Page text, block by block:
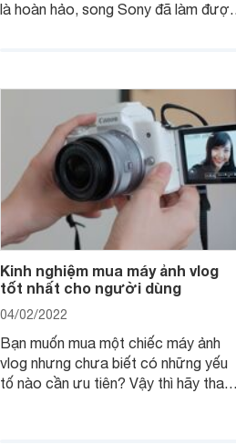
là hoàn hảo, song Sony đã làm được
xử lý ảnh JPEG.
Kinh nghiệm mua máy ảnh vlog
tốt nhất cho người dùng
04/02/2022
Bạn muốn mua một chiếc máy ảnh
vlog nhưng chưa biết có những yếu
tố nào cần ưu tiên? Vậy thì hãy tham